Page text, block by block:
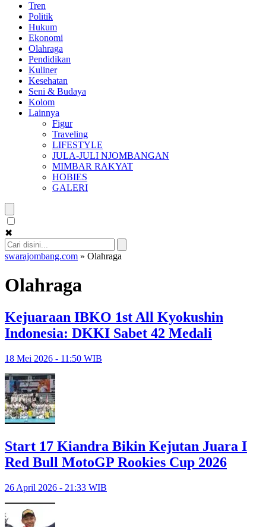
Tren
Politik
Hukum
Ekonomi
Olahraga
Pendidikan
Kuliner
Kesehatan
Seni & Budaya
Kolom
Lainnya
Figur
Traveling
LIFESTYLE
JULA-JULI NJOMBANGAN
MIMBAR RAKYAT
HOBIES
GALERI
✖
swarajombang.com » Olahraga
Olahraga
Kejuaraan IBKO 1st All Kyokushin
Indonesia: DKKI Sabet 42 Medali
18 Mei 2026 - 11:50 WIB
Start 17 Kiandra Bikin Kejutan Juara I
Red Bull MotoGP Rookies Cup 2026
26 April 2026 - 21:33 WIB